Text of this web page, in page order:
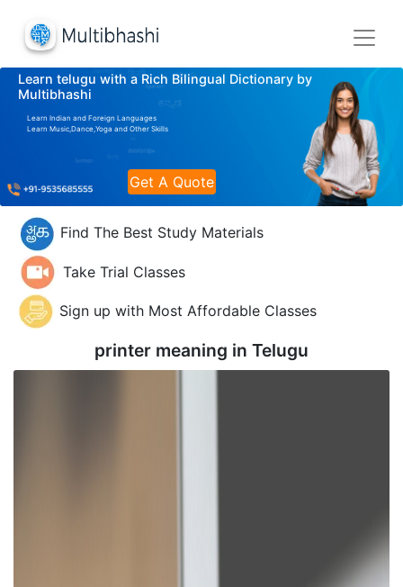
Learn telugu with a Rich Bilingual Dictionary by
Multibhashi
Learn Indian and Foreign Languages
Learn Music,Dance,Yoga and Other Skills
Get A Quote
Find The Best Study Materials
Take Trial Classes
Sign up with Most Affordable Classes
printer meaning in Telugu